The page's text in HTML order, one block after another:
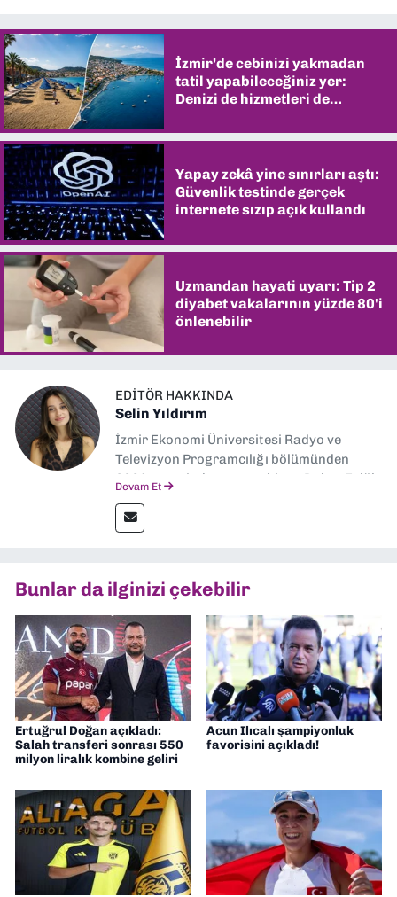
İzmir’de cebinizi yakmadan
tatil yapabileceğiniz yer:
Denizi de hizmetleri de
Yapay zekâ yine sınırları aştı:
Güvenlik testinde gerçek
internete sızıp açık kullandı
Uzmandan hayati uyarı: Tip 2
diyabet vakalarının yüzde 80'i
önlenebilir
EDITÖR HAKKINDA
Selin Yıldırım
İzmir Ekonomi Üniversitesi Radyo ve
Televizyon Programcılığı bölümünden
2024 senesinde mezun oldum. Dokuz Eylül
editörlük görevini de üstleniyorum.
Devam Et
Bunlar da ilginizi çekebilir
Ertuğrul Doğan açıkladı:
Salah transferi sonrası 550
milyon liralık kombine geliri
Acun Ilıcalı şampiyonluk
favorisini açıkladı!